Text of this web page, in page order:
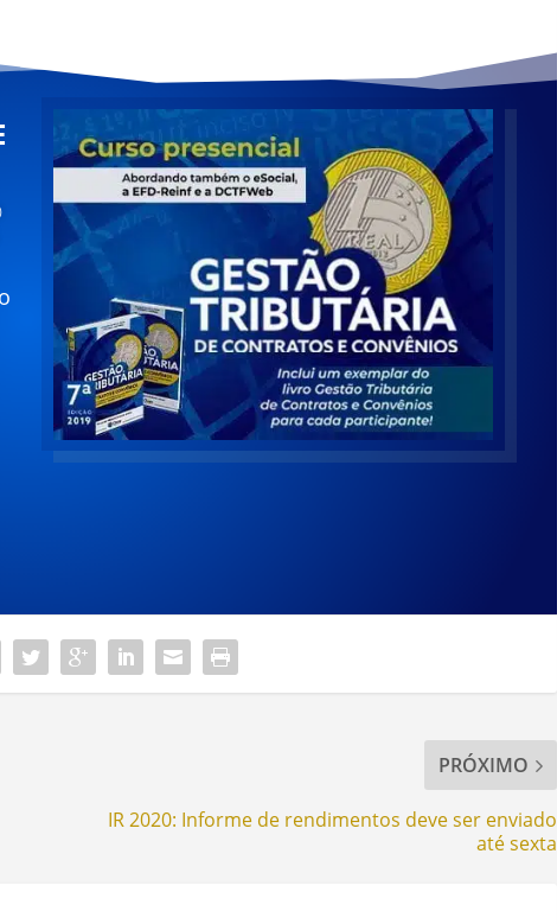
PRÓXIMO
IR 2020: Informe de rendimentos deve ser enviado
até sexta